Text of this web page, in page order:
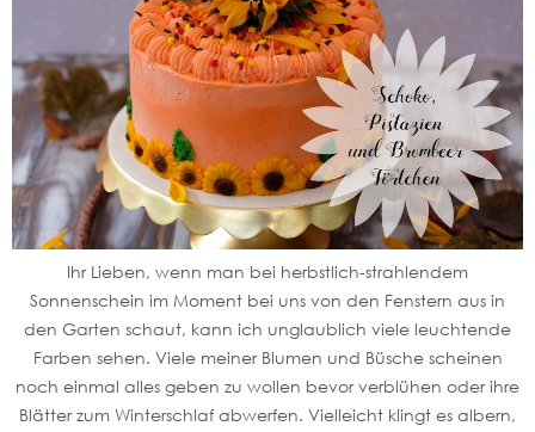
Ihr Lieben, wenn man bei herbstlich-strahlendem
Sonnenschein im Moment bei uns von den Fenstern aus in
den Garten schaut, kann ich unglaublich viele leuchtende
Farben sehen. Viele meiner Blumen und Büsche scheinen
noch einmal alles geben zu wollen bevor verblühen oder ihre
Blätter zum Winterschlaf abwerfen. Vielleicht klingt es albern,